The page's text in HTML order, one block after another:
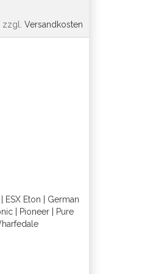
zzgl. Versandkosten
ESX Eton
German
| Pioneer|
Pure
e